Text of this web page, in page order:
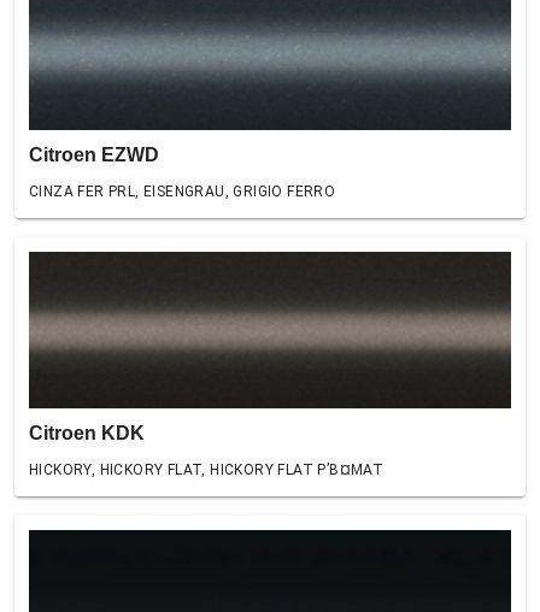
Citroen EZWD
CINZA FER PRL, EISENGRAU, GRIGIO FERRO
Citroen KDK
HICKORY, HICKORY FLAT, HICKORY FLAT Р’В¤MAT